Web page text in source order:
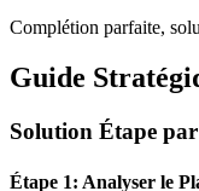
Complétion parfaite,
Guide
Solution Étape
Étape 1: Analyser le